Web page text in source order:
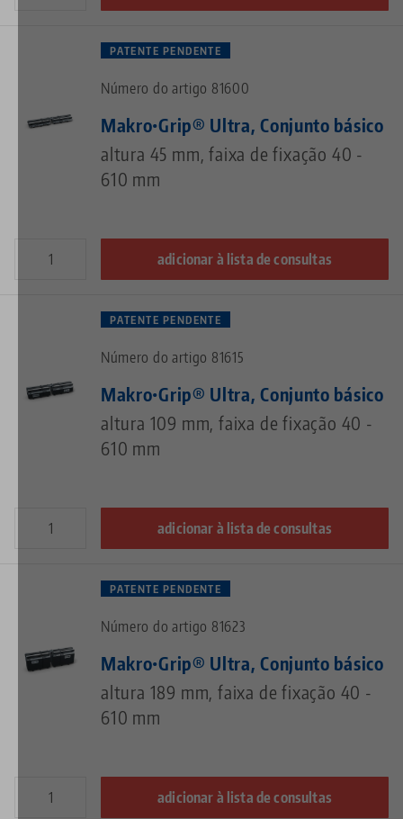
PATENTE PENDENTE
Número do artigo 81600
Makro•Grip® Ultra, Conjunto básico
altura 45 mm, faixa de fixação 40 -
610 mm
adicionar à lista de consultas
PATENTE PENDENTE
Número do artigo 81615
Makro•Grip® Ultra, Conjunto básico
altura 109 mm, faixa de fixação 40 -
610 mm
adicionar à lista de consultas
PATENTE PENDENTE
Número do artigo 81623
Makro•Grip® Ultra, Conjunto básico
altura 189 mm, faixa de fixação 40 -
610 mm
adicionar à lista de consultas